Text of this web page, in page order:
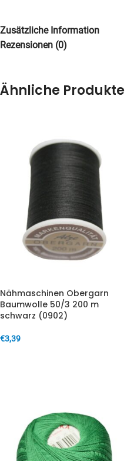
Zusätzliche Information
Rezensionen (0)
Ähnliche Produkte
Nähmaschinen Obergarn
Baumwolle 50/3 200 m
schwarz (0902)
€3,39